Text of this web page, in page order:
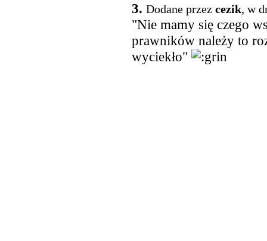
3. Dodane przez cezik, w
"Nie mamy się czego
prawników należy to
wyciekło"